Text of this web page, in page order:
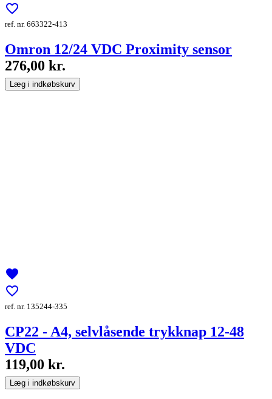
favorite_border
ref. nr. 663322-413
Omron 12/24 VDC Proximity sensor
276,00 kr.
Læg i indkøbskurv
favorite
favorite_border
ref. nr. 135244-335
CP22 - A4, selvlåsende trykknap 12-48
VDC
119,00 kr.
Læg i indkøbskurv